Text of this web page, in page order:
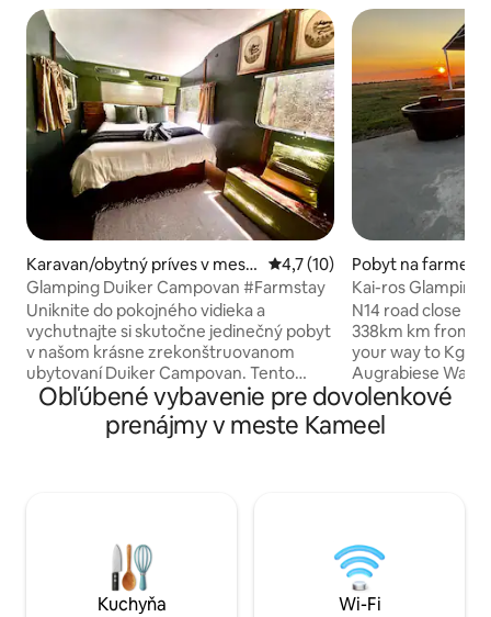
Karavan/obytný príves v mest
e Kameel
Priemerné ohodnotenie 4,7
4,7 (10)
Glamping Duiker Campovan #Farmstay
Uniknite do pokojného vidieka a
vychutnajte si skutočne jedinečný pobyt
v našom krásne zrekonštruovanom
ubytovaní Duiker Campovan. Tento
útulný karavan v retro štýle, ktorý sa
nachádza pod tienistými stromami,
ponúka pohodlnú manželskú posteľ,
svoju súkromnú krytú verandu, kde
nájdete vlastnú kúpeľňu so sprchovacím
kútom s teplou vodou, WC a
umývadlom, ako aj oddychový vonkajší
Pobyt na farme v
Kai-ros Glamping
pokoj a súkromie.
N14 road close to
338km km from
your way to
Augrabiese Water
Cellphone signal
times weak. Wifi,
DSTV. Bath,
Ostriches roam
camp and
Relax, Enjoy.
Obľúbené vybavenie pre dovolenkové
prenájmy v meste Kameel
Kuchyňa Wi-Fi